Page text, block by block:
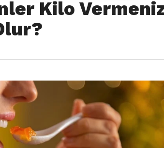
Kilo